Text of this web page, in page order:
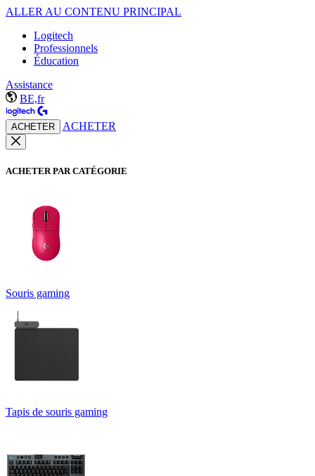
ALLER AU CONTENU PRINCIPAL
Logitech
Professionnels
Éducation
Assistance
BE,fr
ACHETER ACHETER
ACHETER PAR CATÉGORIE
Souris gaming
Tapis de souris gaming